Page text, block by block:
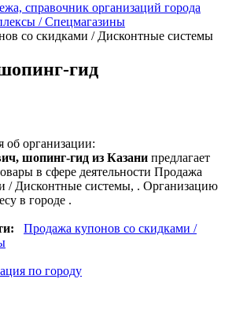
справочник организаций города
/ Спецмагазины
со скидками / Дисконтные системы
гид
об организации:
шопинг-гид из Казани предлагает
в сфере деятельности Продажа
/ Дисконтные системы, . Организацию
в городе .
Продажа купонов со скидками /
по городу